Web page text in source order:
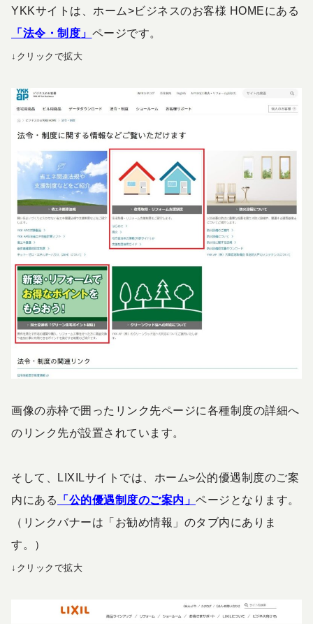
YKKサイトは、ホーム>ビジネスのお客様 HOMEにある
「法令・制度」 ページです。
↓クリックで拡大
画像の赤枠で囲ったリンク先ページに各種制度の詳細へ
のリンク先が設置されています。
そして、LIXILサイトでは、ホーム>公的優遇制度のご案
内にある
「公的優遇制度のご案内」 ページとなります。
（リンクバナーは「お勧め情報」のタブ内にありま
す。）
↓クリックで拡大